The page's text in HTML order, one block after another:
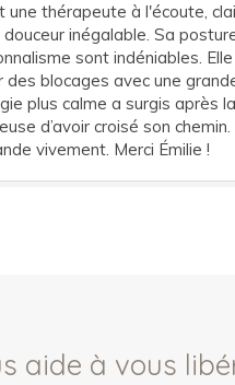
une thérapeute à l'écoute,
douceur inégalable. Sa
sont indéniables. Elle
des blocages avec une
plus calme a surgis après
d’avoir croisé son chemin.
vivement. Merci Émilie !
aide à vous